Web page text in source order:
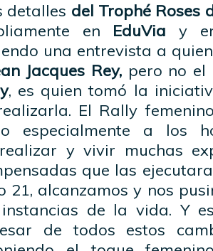
detalles del Trophé Roses
en EduVia y
una entrevista a
Jacques Rey,pero no el
, es quien tomó la
El Rally
especialmente a los
y vivir muchas
que las
21, alcanzamos y nos
de la vida. Y
de todos estos